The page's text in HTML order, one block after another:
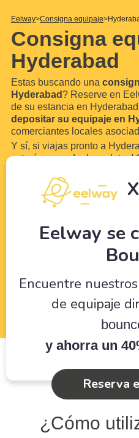
Eelway Consigna equipaje
Consigna
Hyderabad
Estas buscando una
Hyderabad? Reserve en
de su estancia en
depositar su equipaje en
comerciantes locales
Y sí, si viajas pronto a
estarás cargada de maletas!
disfrutas de tu visita a
abierto lossiete días de laX
Eelway se
Encuentre
de equipaje
y ahorra un
Reserva
¿Cómo